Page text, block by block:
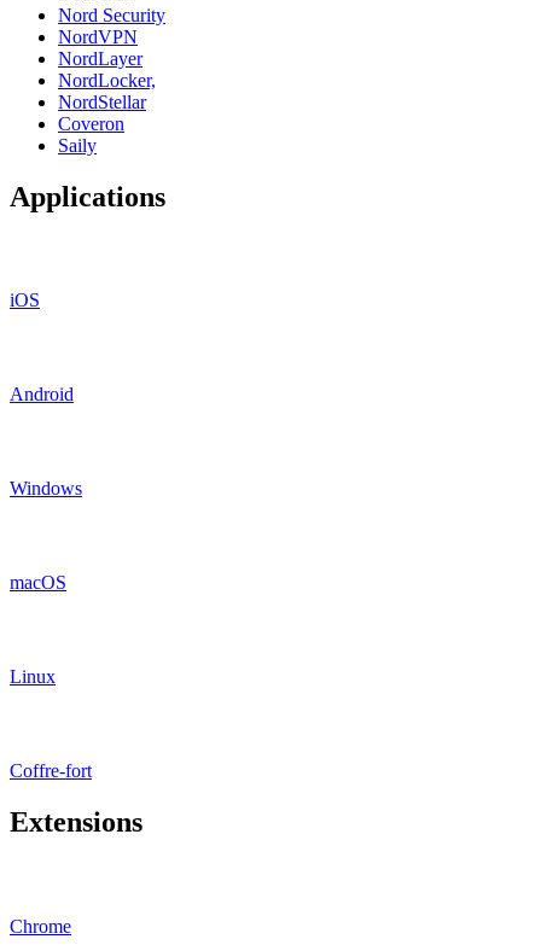
Nord Security
NordVPN
NordLayer
NordLocker,
NordStellar
Coveron
Saily
Applications
iOS
Android
Windows
macOS
Linux
Coffre-fort
Extensions
Chrome